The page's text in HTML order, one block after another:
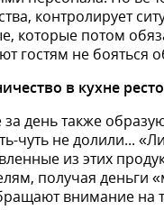
контролирует
кото­рые потом
гостям не бояться
в кухне
за день также
чуть не долили...
из этих
получая
внимание на